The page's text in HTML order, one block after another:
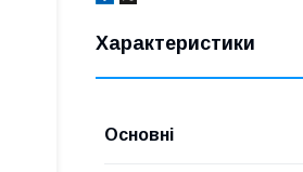
Характеристики
Основні